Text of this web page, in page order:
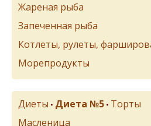
Жареная рыба
Запеченная рыба
Котлеты, рулеты,
Морепродукты
Диеты • Диета №5 • Торты
Масленица